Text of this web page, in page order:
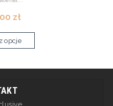
zł
opcje